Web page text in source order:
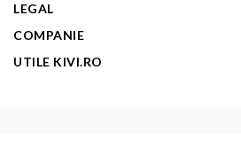
LEGAL
COMPANIE
UTILE KIVI.RO